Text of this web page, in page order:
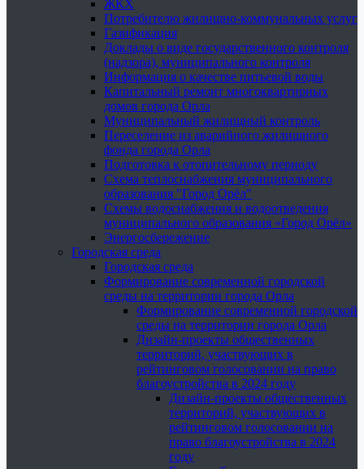
ЖКХ
Потребителю жилищно-коммунальных услуг
Газификация
Доклады о виде государственного контроля
(надзора), муниципального контроля
Информация о качестве питьевой воды
Капитальный ремонт многоквартирных
домов города Орла
Муниципальный жилищный контроль
Переселение из аварийного жилищного
фонда города Орла
Подготовка к отопительному периоду
Схема теплоснабжения муниципального
образования "Город Орёл"
Схемы водоснабжения и водоотведения
муниципального образования «Город Орёл»
Энергосбережение
Городская среда
Городская среда
Формирование современной городской
среды на территории города Орла
Формирование современной городской
среды на территории города Орла
Дизайн-проекты общественных
территорий, участвующих в
рейтинговом голосовании на право
благоустройства в 2024 году
Дизайн-проекты общественных
территорий, участвующих в
рейтинговом голосовании на
право благоустройства в 2024
году